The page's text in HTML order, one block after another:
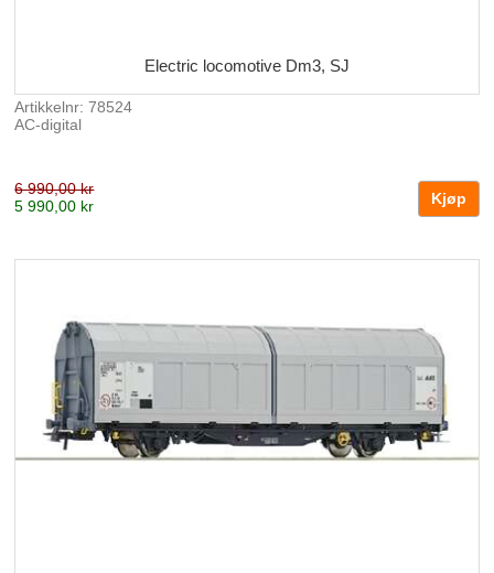
Electric locomotive Dm3, SJ
Artikkelnr: 78524
AC-digital
6 990,00 kr
5 990,00 kr